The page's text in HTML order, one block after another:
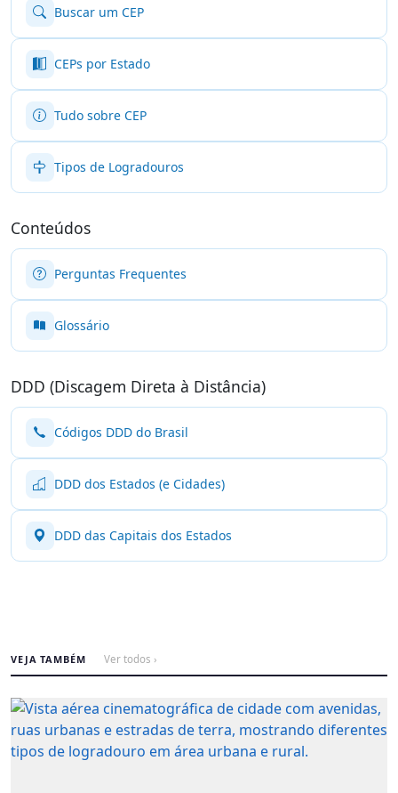
Buscar um CEP
CEPs por Estado
Tudo sobre CEP
Tipos de Logradouros
Conteúdos
Perguntas Frequentes
Glossário
DDD (Discagem Direta à Distância)
Códigos DDD do Brasil
DDD dos Estados (e Cidades)
DDD das Capitais dos Estados
VEJA TAMBÉM Ver todos ›